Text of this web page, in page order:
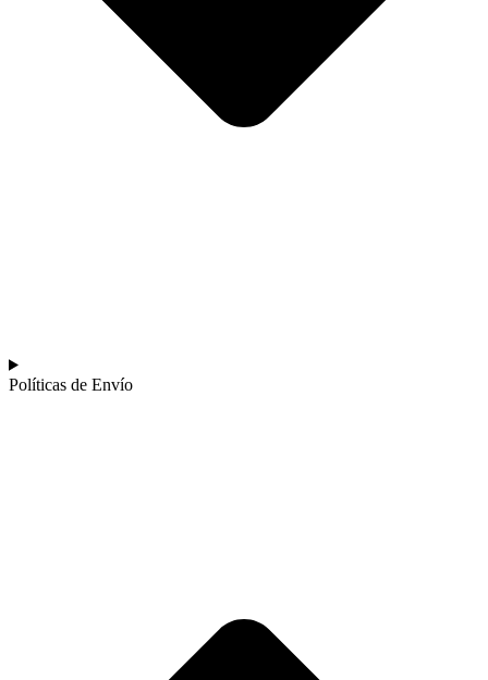
Políticas de Envío